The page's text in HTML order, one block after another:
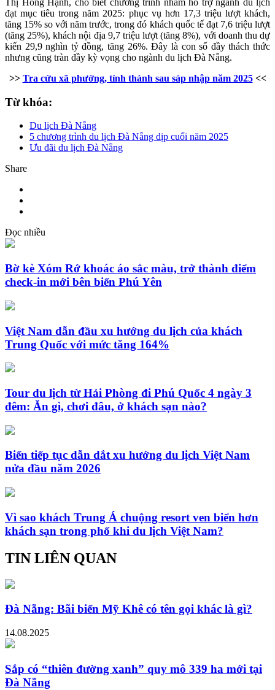
Thị Hồng Hạnh, cho biết chương trình nhằm hỗ trợ ngành du lịch
đạt mục tiêu trong năm 2025: phục vụ hơn 17,3 triệu lượt khách,
tăng 15% so với năm trước, trong đó khách quốc tế đạt 7,6 triệu lượt
(tăng 25%), khách nội địa 9,7 triệu lượt (tăng 8%), với doanh thu dự
kiến 29,9 nghìn tỷ đồng, tăng 26%. Đây là con số đầy thách thức
nhưng cũng tràn đầy kỳ vọng cho ngành du lịch Đà Nẵng.
>> Tra cứu xã phường, tỉnh thành sau sáp nhập năm 2025<<
Từ khóa:
Du lịch Đà Nẵng
5 chương trình du lịch Đà Nẵng dịp cuối năm 2025
Ưu đãi du lịch Đà Nẵng
Share
Đọc nhiều
Bờ kè Xóm Rớ khoác áo sắc màu, trở thành điểm
check-in mới bên biển Phú Yên
Việt Nam dẫn đầu xu hướng du lịch của khách
Trung Quốc với mức tăng 164%
Tour du lịch từ Hải Phòng đi Phú Quốc 4 ngày 3
đêm: Ăn gì, chơi đâu, ở khách sạn nào?
Biển tiếp tục dẫn dắt xu hướng du lịch Việt Nam
nửa đầu năm 2026
Vì sao khách Trung Á chuộng resort ven biển hơn
khách sạn trong phố khi du lịch Việt Nam?
TIN LIÊN QUAN
Đà Nẵng: Bãi biển Mỹ Khê có tên gọi khác là gì?
14.08.2025
Sắp có “thiên đường xanh” quy mô 339 ha mới tại
Đà Nẵng